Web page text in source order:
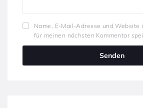
Name, E-Mail-Adresse und Website
für meinen nächsten Kommentar